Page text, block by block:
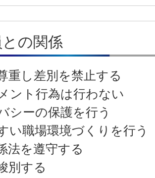
の関係
重し差別を禁止する
ント行為は行わない
シーの保護を行う
い職場環境づくりを行う
法を遵守する
別する